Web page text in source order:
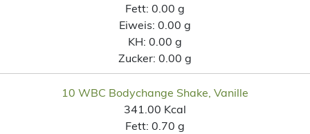
Fett: 0.00 g
Eiweis: 0.00 g
KH: 0.00 g
Zucker: 0.00 g
10 WBC Bodychange Shake, Vanille
341.00 Kcal
Fett: 0.70 g